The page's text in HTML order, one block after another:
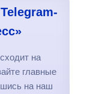
на
главные
на наш